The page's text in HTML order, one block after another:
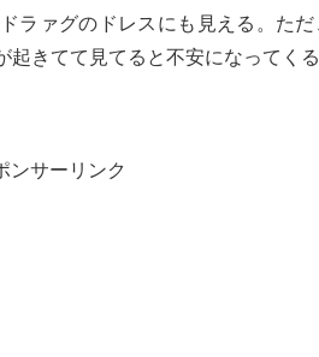
ラァグのドレスにも見える。た
きてて見てると不安になってくる
ンサーリンク